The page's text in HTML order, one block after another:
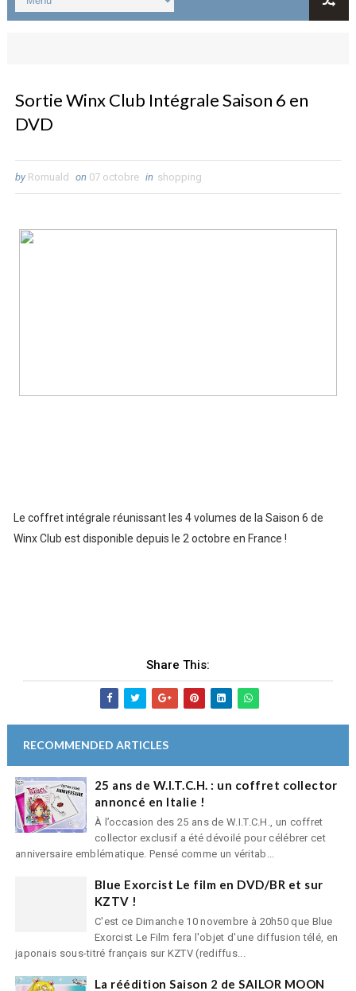
Sortie Winx Club Intégrale Saison 6 en
DVD
by Romuald on 07 octobre in shopping
Le coffret intégrale réunissant les 4 volumes de la Saison 6 de
Winx Club est disponible depuis le 2 octobre en France !
Share This:
RECOMMENDED ARTICLES
25 ans de W.I.T.C.H. : un coffret collector
annoncé en Italie !
À l’occasion des 25 ans de W.I.T.C.H., un coffret
collector exclusif a été dévoilé pour célébrer cet
anniversaire emblématique. Pensé comme un véritab...
Blue Exorcist Le film en DVD/BR et sur
KZTV !
C'est ce Dimanche 10 novembre à 20h50 que Blue
Exorcist Le Film fera l'objet d'une diffusion télé, en
japonais sous-titré français sur KZTV (rediffus...
La réédition Saison 2 de SAILOR MOON